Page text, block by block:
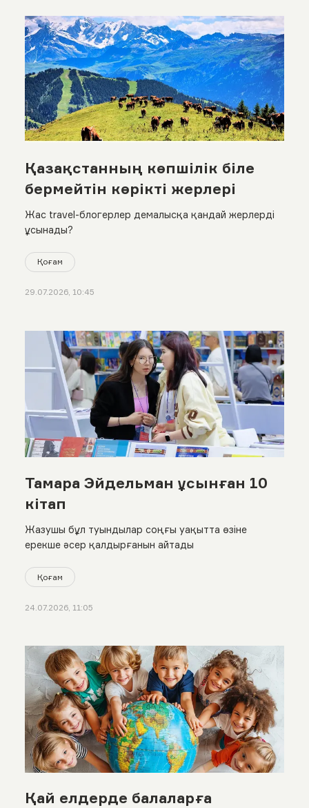
Қазақстанның көпшілік біле
бермейтін көрікті жерлері
Жас travel-блогерлер демалысқа қандай жерлерді
ұсынады?
Қоғам
29.07.2026, 10:45
Тамара Эйдельман ұсынған 10
кітап
Жазушы бұл туындылар соңғы уақытта өзіне
ерекше әсер қалдырғанын айтады
Қоғам
24.07.2026, 11:05
Қай елдерде балаларға